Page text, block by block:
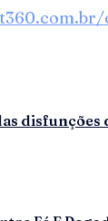
disfunções